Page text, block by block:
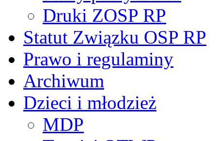
Druki ZOSP RP
Statut Związku OSP RP
Prawo i regulaminy
Archiwum
Dzieci i młodzież
MDP